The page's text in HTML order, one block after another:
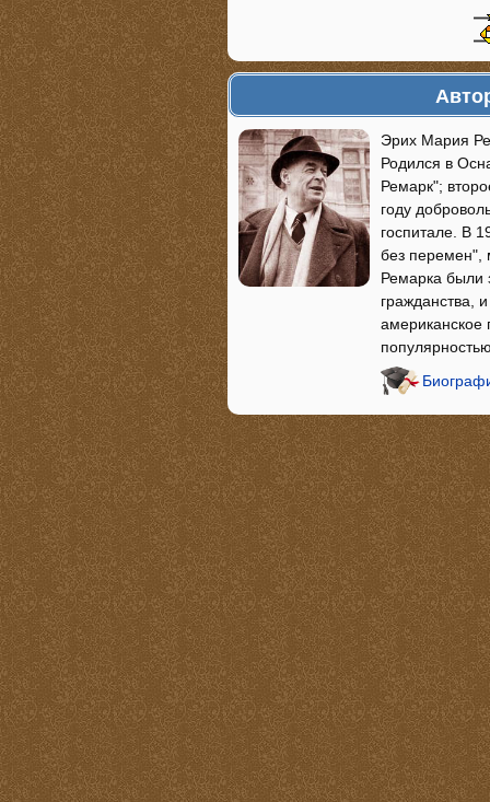
Эрих Мария
Родился в
Ремарк";
году
госпитале. В
без перемен",
Ремарка были
гражданства,
американское